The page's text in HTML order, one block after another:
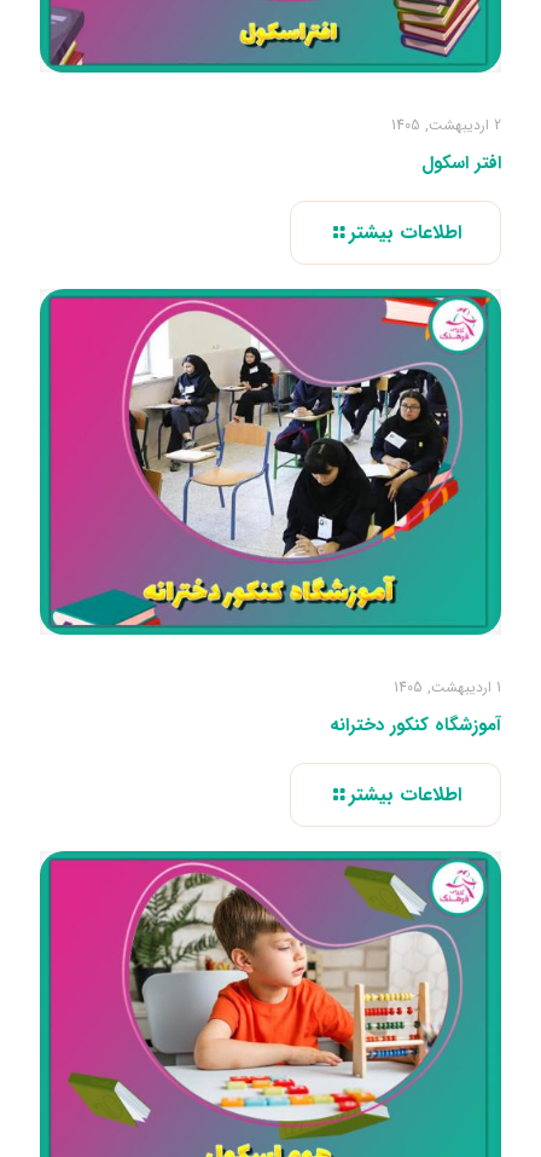
2 اردیبهشت, 1405
افتر اسکول
اطلاعات بیشتر
1 اردیبهشت, 1405
آموزشگاه کنکور دخترانه
اطلاعات بیشتر